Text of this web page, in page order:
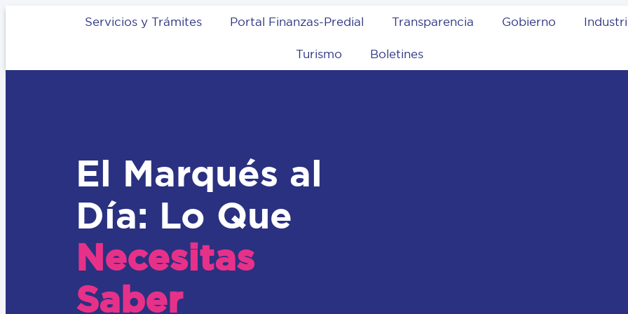
Servicios y Trámites Portal Finanzas-Predial Transparencia Gobierno
Turismo Boletines
El Marqués al
Día: Lo Que
Necesitas
Saber